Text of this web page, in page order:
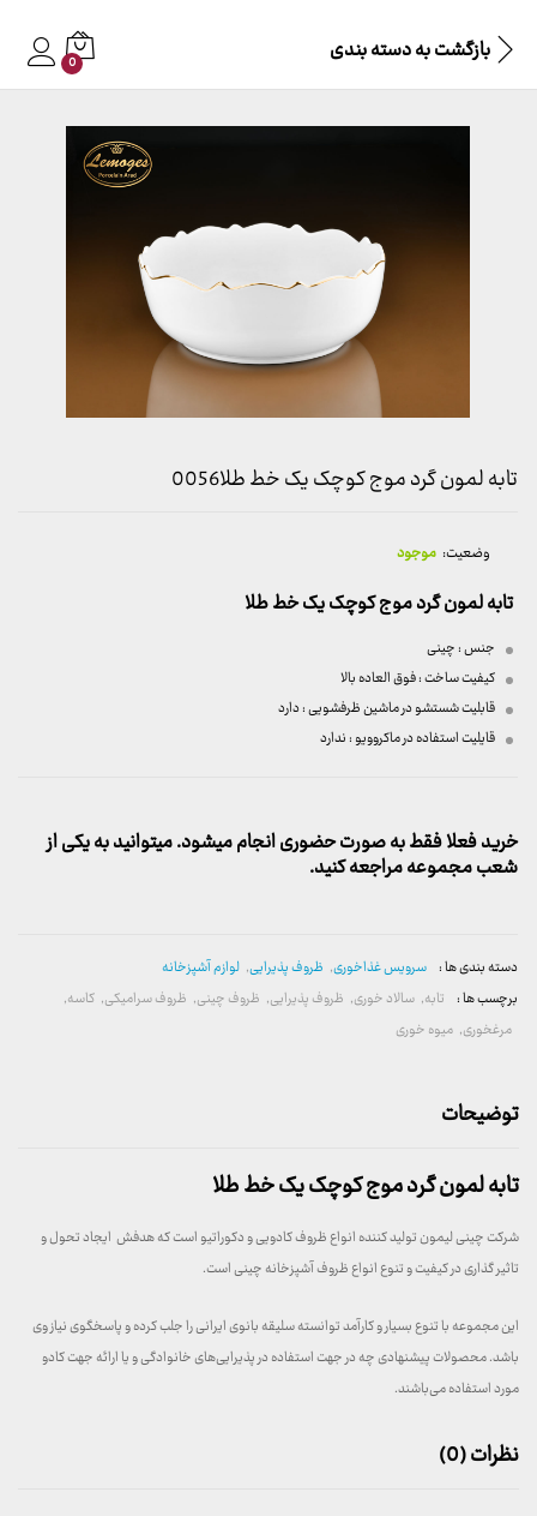
بازگشت بهدسته بندی 0
تابه لمون گرد موج کوچک یک خط طلا0056
وضعیت: موجود
تابه لمون گرد موج کوچک یک خط طلا
جنس : چینی
کیفیت ساخت : فوق العاده بالا
قابلیت شستشو در ماشین ظرفشویی : دارد
قایلیت استفاده در ماکروویو : ندارد
خرید فعلا فقط به صورت حضوری انجام میشود. میتوانید به یکی از
شعب مجموعه مراجعه کنید.
دسته بندی ها : سرویس غذاخوری, ظروف پذیرایی, لوازم آشپزخانه
برچسب ها : تابه, سالاد خوری, ظروف پذیرایی, ظروف چینی, ظروف سرامیکی, کاسه,
مرغخوری, میوه خوری
توضیحات
تابه لمون گرد موج کوچک یک خط طلا
شرکت چینی لیمون تولید کننده انواع ظروف کادویی و دکوراتیو است که هدفش ایجاد تحول و
تاثیر گذاری در کیفیت و تنوع انواع ظروف آشپزخانه چینی است.
این مجموعه با تنوع بسیار و کارآمد توانسته سلیقه بانوی ایرانی را جلب کرده و پاسخگوی نیاز وی
باشد. محصولات پیشنهادی چه در جهت استفاده در پذیرایی‌های خانوادگی و یا ارائه جهت کادو
مورد استفاده می‌باشند.
نظرات (0)